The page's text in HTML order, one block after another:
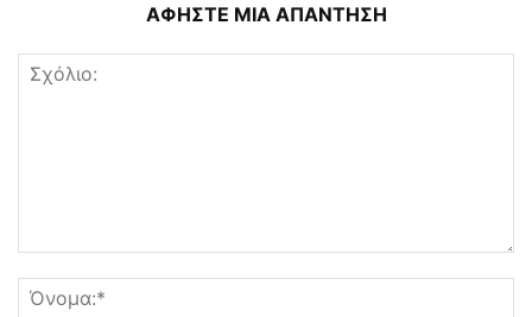
ΑΦΗΣΤΕ ΜΙΑ ΑΠΑΝΤΗΣΗ